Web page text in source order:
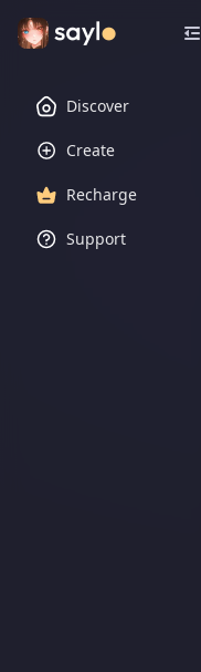
Discover
Create
Recharge
Support